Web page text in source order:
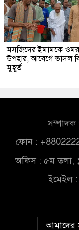
মসজিদের ইমামকে
উপহার, আবেগে ভাসল
মুহূর্ত
সম্পাদক
ফোন :
অফিস : ৫ম তলা,
ইমেইল :
আমাদের